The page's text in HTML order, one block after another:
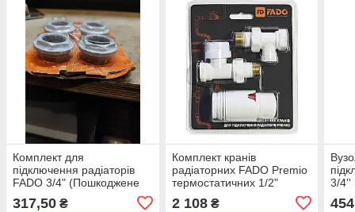
Комплект для
підключення радіаторів
FADO 3/4" (Пошкоджене
317,50 ₴
Комплект кранів
радіаторних FADO Premio
термостатичних 1/2"
2 108₴
3/4''
454